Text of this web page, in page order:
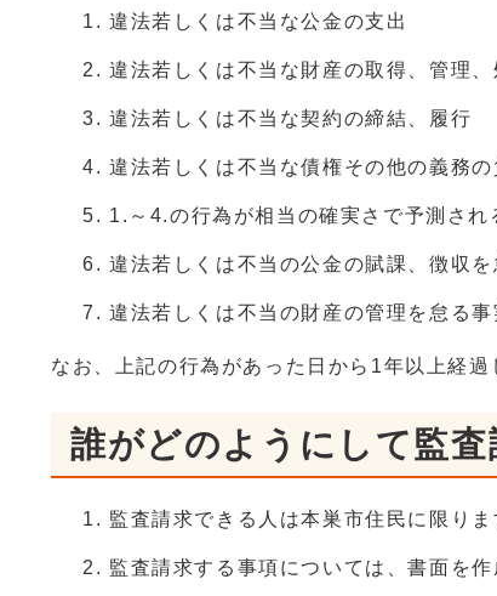
違法若しくは不当な公金の支出
違法若しくは不当な財産の取得、管理、
違法若しくは不当な契約の締結、履行
違法若しくは不当な債権その他の義務の
1.～4.の行為が相当の確実さで予測され
違法若しくは不当の公金の賦課、徴収を
違法若しくは不当の財産の管理を怠る事
なお、上記の行為があった日から1年以上経
誰がどのようにして監
監査請求できる人は本巣市住民に限りま
監査請求する事項については、書面を